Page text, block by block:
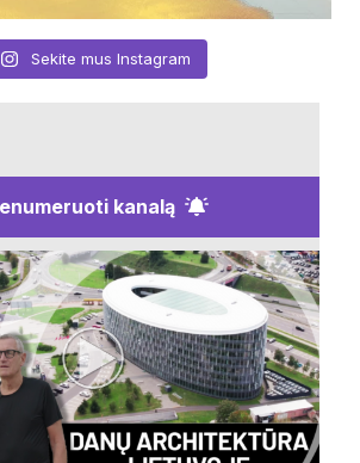
Sekite mus Instagram
kanalą